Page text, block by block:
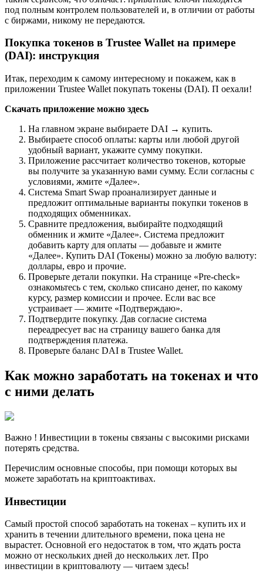
под полным контролем пользователей и, в отличии от работы
с биржами, никому не передаются.
Покупка токенов в Trustee Wallet на примере
(DAI): инструкция
Итак, переходим к самому интересному и покажем, как в
приложении Trustee Wallet покупать токены (DAI). П оехали!
Скачать приложение можно здесь
На главном экране выбираете DAI → купить.
Выбираете способ оплаты: карты или любой другой
удобный вариант, укажите сумму покупки.
Приложение рассчитает количество токенов, которые
вы получите за указанную вами сумму. Если согласны с
условиями, жмите «Далее».
Система Smart Swap проанализирует данные и
предложит оптимальные варианты покупки токенов в
подходящих обменниках.
Сравните предложения, выбирайте подходящий
обменник и жмите «Далее». Система предложит
добавить карту для оплаты — добавьте и жмите
«Далее». Купить DAI (Токены) можно за любую валюту:
доллары, евро и прочие.
Проверьте детали покупки. На странице «Pre-check»
ознакомьтесь с тем, сколько списано денег, по какому
курсу, размер комиссии и прочее. Если вас все
устраивает — жмите «Подтверждаю».
Подтвердите покупку. Дав согласие система
переадресует вас на страницу вашего банка для
подтверждения платежа.
Проверьте баланс DAI в Trustee Wallet.
Как можно заработать на токенах и что
с ними делать
Важно ! Инвестиции в токены связаны с высокими рисками
потерять средства.
Перечислим основные способы, при помощи которых вы
можете заработать на криптоактивах.
Инвестиции
Самый простой способ заработать на токенах – купить их и
хранить в течении длительного времени, пока цена не
вырастет. Основной его недостаток в том, что ждать роста
можно от нескольких дней до нескольких лет. Про
инвестиции в криптовалюту — читаем здесь!